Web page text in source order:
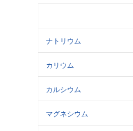
ナトリウム
カリウム
カルシウム
マグネシウム